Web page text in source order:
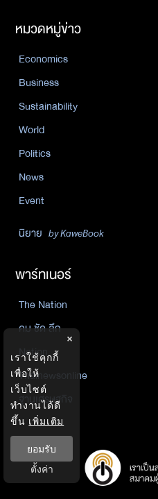
หมวดหมู่ข่าว
Economics
Business
Sustainability
World
Politics
News
Event
นิยาย by KaweBook
พาร์ทเนอร์
The Nation
คม ชัด ลึก
Nation
Thainewsonline
ฐานเศรษฐกิจ
×
เราใช้คุกกี้
เพื่อให้
เว็บไซต์
ทำงานได้ดี
ขึ้น เพิ่มเติม
ยอมรับ
ตั้งค่า